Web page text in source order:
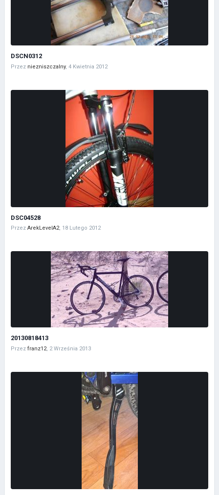
DSCN0312
Przez niezniszczalny, 4 Kwietnia 2012
DSC04528
Przez ArekLevelA2, 18 Lutego 2012
20130818413
Przez franz12, 2 Września 2013